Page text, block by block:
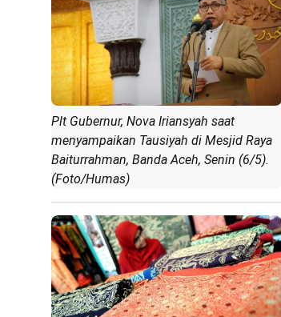
Plt Gubernur, Nova Iriansyah saat
menyampaikan Tausiyah di Mesjid Raya
Baiturrahman, Banda Aceh, Senin (6/5).
(Foto/Humas)